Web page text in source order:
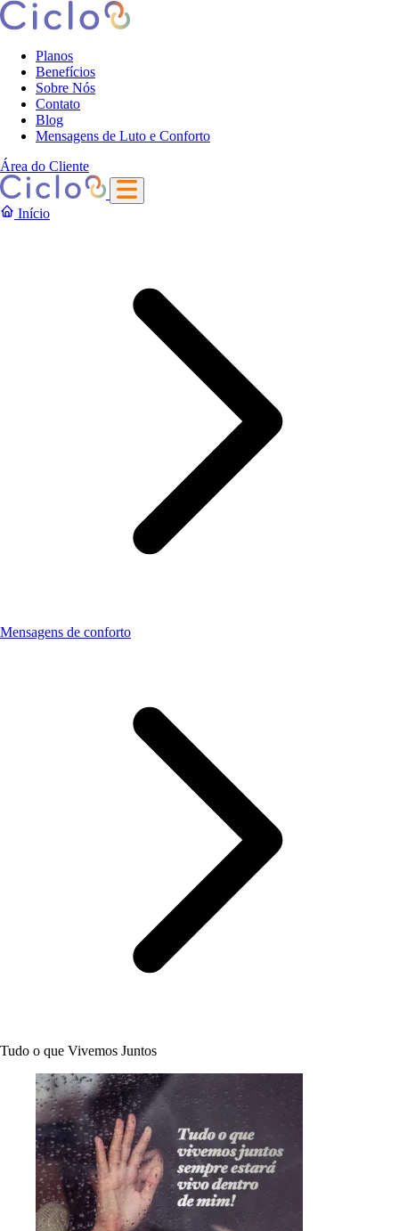
Planos
Benefícios
Sobre Nós
Contato
Blog
Mensagens de Luto e Conforto
Área do Cliente
Início
Mensagens de conforto
Tudo o que Vivemos Juntos